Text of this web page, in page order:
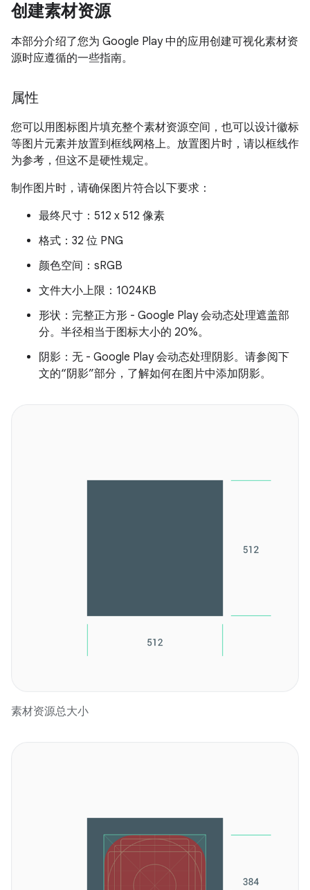
创建素材资源
本部分介绍了您为 Google Play 中的应用创建可视化素材资
源时应遵循的一些指南。
属性
您可以用图标图片填充整个素材资源空间，也可以设计徽标
等图片元素并放置到框线网格上。放置图片时，请以框线作
为参考，但这不是硬性规定。
制作图片时，请确保图片符合以下要求：
最终尺寸：512 x 512 像素
格式：32 位 PNG
颜色空间：sRGB
文件大小上限：1024KB
形状：完整正方形 - Google Play 会动态处理遮盖部
分。半径相当于图标大小的 20%。
阴影：无 - Google Play 会动态处理阴影。请参阅下
文的“阴影”部分，了解如何在图片中添加阴影。
素材资源总大小